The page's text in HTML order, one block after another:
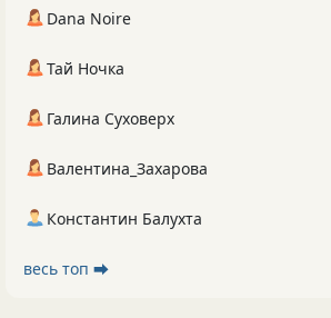
Dana Noire
Тай Ночка
Галина Суховерх
Валентина_Захарова
Константин Балухта
весь топ ⮕